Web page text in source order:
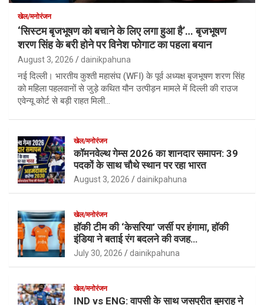
खेल/मनोरंजन
‘सिस्टम बृजभूषण को बचाने के लिए लगा हुआ है’… बृजभूषण
शरण सिंह के बरी होने पर विनेश फोगाट का पहला बयान
August 3, 2026 dainikpahuna
नई दिल्ली। भारतीय कुश्ती महासंघ (WFI) के पूर्व अध्यक्ष बृजभूषण शरण सिंह
को महिला पहलवानों से जुड़े कथित यौन उत्पीड़न मामले में दिल्ली की राउज
एवेन्यू कोर्ट से बड़ी राहत मिली…
खेल/मनोरंजन
कॉमनवेल्थ गेम्स 2026 का शानदार समापन: 39
पदकों के साथ चौथे स्थान पर रहा भारत
August 3, 2026 dainikpahuna
खेल/मनोरंजन
हॉकी टीम की ‘केसरिया’ जर्सी पर हंगामा, हॉकी
इंडिया ने बताई रंग बदलने की वजह…
July 30, 2026 dainikpahuna
खेल/मनोरंजन
IND vs ENG: वापसी के साथ जसप्रीत बुमराह ने